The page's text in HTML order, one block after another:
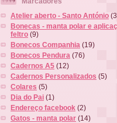
Atelier aberto - Santo António
Bonecas - manta polar e
feltro (9)
Bonecos Companhia (19)
Bonecos Pendura (76)
Cadernos A5 (12)
Cadernos Personalizados (5)
Colares (5)
Dia do Pai (1)
Endereço facebook (2)
Gatos - manta polar (14)